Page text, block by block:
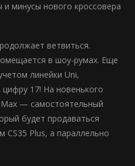
минусы нового кроссовера
ветвиться.
в шоу-румах. Еще
линейки Uni,
17! На новенького
Max — самостоятельный
будет продаваться
CS35 Plus, а параллельно